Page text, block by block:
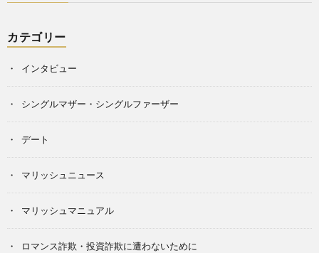
カテゴリー
インタビュー
シングルマザー・シングルファーザー
デート
マリッシュニュース
マリッシュマニュアル
ロマンス詐欺・投資詐欺に遭わないために